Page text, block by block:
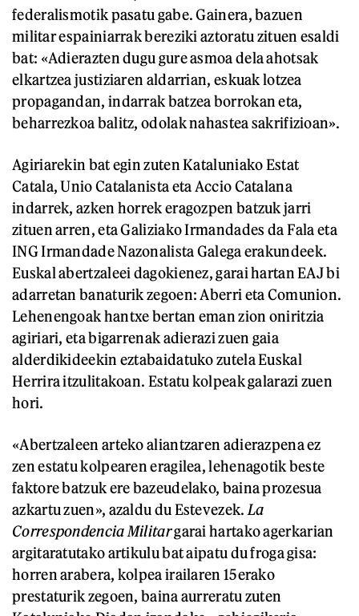
federalismotik pasatu gabe. Gainera, bazuen
militar espainiarrak bereziki aztoratu zituen esaldi
bat: «Adierazten dugu gure asmoa dela ahotsak
elkartzea justiziaren aldarrian, eskuak lotzea
propagandan, indarrak batzea borrokan eta,
beharrezkoa balitz, odolak nahastea sakrifizioan».
Agiriarekin bat egin zuten Kataluniako Estat
Catala, Unio Catalanista eta Accio Catalana
indarrek, azken horrek eragozpen batzuk jarri
zituen arren, eta Galiziako Irmandades da Fala eta
ING Irmandade Nazonalista Galega erakundeek.
Euskal abertzaleei dagokienez, garai hartan EAJ bi
adarretan banaturik zegoen: Aberri eta Comunion.
Lehenengoak hantxe bertan eman zion oniritzia
agiriari, eta bigarrenak adierazi zuen gaia
alderdikideekin eztabaidatuko zutela Euskal
Herrira itzulitakoan. Estatu kolpeak galarazi zuen
hori.
«Abertzaleen arteko aliantzaren adierazpena ez
zen estatu kolpearen eragilea, lehenagotik beste
faktore batzuk ere bazeudelako, baina prozesua
azkartu zuen», azaldu du Estevezek. La
Correspondencia Militargarai hartako agerkarian
argitaratutako artikulu bat aipatu du froga gisa:
horren arabera, kolpea irailaren 15erako
prestaturik zegoen, baina aurreratu zuten